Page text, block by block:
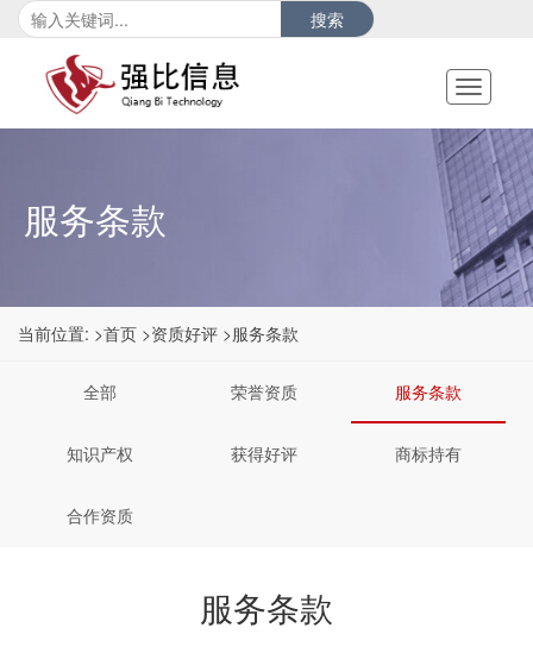
搜索
Toggle
服务条款
当前位置: >首页 >资质好评 >服务条款
全部 荣誉资质 服务条款
知识产权 获得好评 商标持有
合作资质
服务条款